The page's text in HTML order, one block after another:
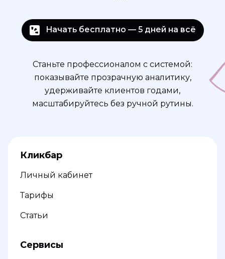
Начать бесплатно — 5 дней на всё
Станьте профессионалом с системой:
показывайте прозрачную аналитику,
удерживайте клиентов годами,
масштабируйтесь без ручной рутины.
Кликбар
Личный кабинет
Тарифы
Статьи
Сервисы